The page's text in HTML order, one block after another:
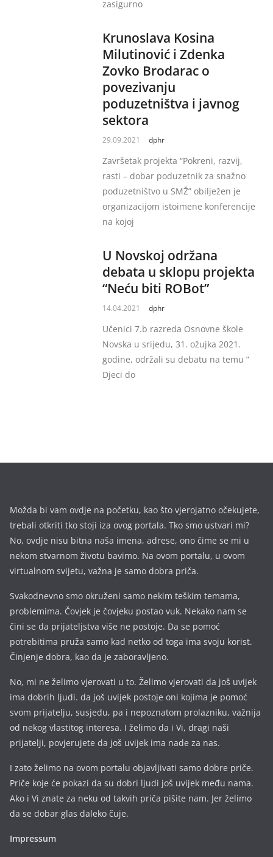
zasigurno
Krunoslava Kosina
Milutinović i Zdenka
Zovko Brodarac o
povezivanju
poduzetništva i javnog
sektora
29.09.2021 dphr
Završetak projekta “Pokreni, razvij,
rasti – dobar poduzetnik za snažno
poduzetništvo u SMŽ” obilježen je
organizacijom istoimene konferencije
na kojoj
U Novskoj održana
debata u sklopu projekta
“Neću biti ROBot”
14.04.2021 dphr
Učenici 7.b razreda Osnovne škole
Novska u srijedu, 31. ožujka 2021.
godine, održali su debatu na temu ”
Djeci do
Možda bi vam ovdje na početku, kao što vjerojatno očekujete,
trebali otkriti tko stoji iza ovog portala. Tko smo ustvari mi?
No, ovdje nisu bitna naša imena, adrese, ono čime se mi u
nekom stvarnom životu bavimo. Na ovom portalu, u ovom
virtualnom svijetu, važna je samo dobra priča.
Svakodnevno smo okruženi samo nekim teškim temama,
problemima. Čovjek je čovjeku postao vuk. Nekako nam se
čini se da prijateljstva više ne postoje. Da se pomoć
potrebitima pruža samo kad netko od toga ima svoju korist.
Činjenje dobra, kao da je zaboravljeno.
No, mi ne želimo vjerovati u to. Želimo vjerovati da još uvijek
ima dobrih ljudi. da još uvijek postoje oni kojima je pomoć
svom prijatelju, susjedu, pa i nepoznatom prolazniku, važnija
od nekog vlastitog interesa. I želimo da i Vi, dragi naši
prijatelji, povjerujete da još uvijek ima nade za nas.
I zato želimo na ovom portalu objavljivati samo dobre priče.
Priče koje će pokazi da su dobri ljudi još uvijek među nama.
Ako i Vi znate za neku od takvih priča pišite nam. Jer želimo
da se dobar glas daleko čuje.
Impressum